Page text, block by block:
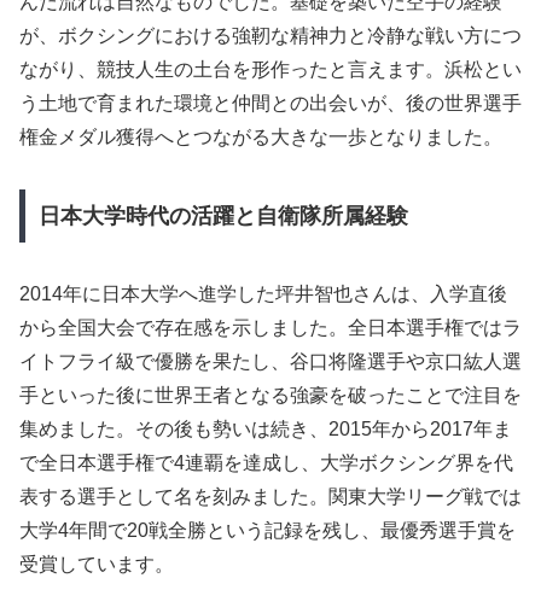
が、ボクシングにおける強靭な精神力と冷静な戦い方につ
ながり、競技人生の土台を形作ったと言えます。浜松とい
う土地で育まれた環境と仲間との出会いが、後の世界選手
権金メダル獲得へとつながる大きな一歩となりました。
日本大学時代の活躍と自衛隊所属経験
2014年に日本大学へ進学した坪井智也さんは、入学直後
から全国大会で存在感を示しました。全日本選手権ではラ
イトフライ級で優勝を果たし、谷口将隆選手や京口紘人選
手といった後に世界王者となる強豪を破ったことで注目を
集めました。その後も勢いは続き、2015年から2017年ま
で全日本選手権で4連覇を達成し、大学ボクシング界を代
表する選手として名を刻みました。関東大学リーグ戦では
大学4年間で20戦全勝という記録を残し、最優秀選手賞を
受賞しています。